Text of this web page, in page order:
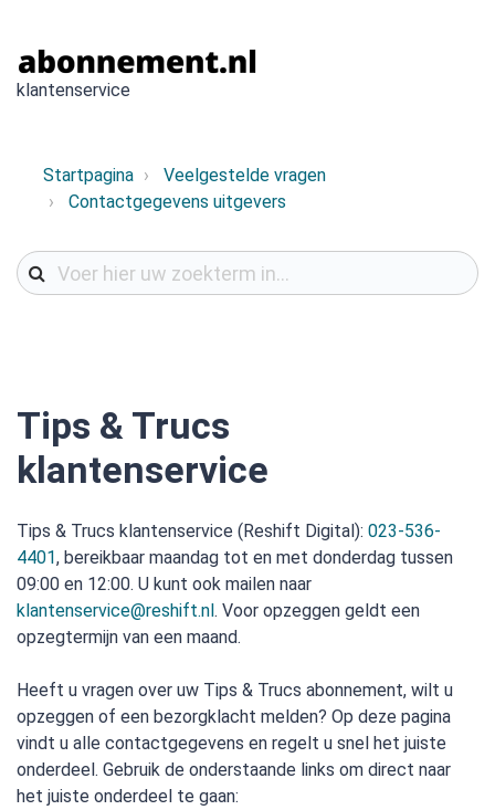
klantenservice
Startpagina
Veelgestelde vragen
Contactgegevens uitgevers
Tips & Trucs
klantenservice
Tips & Trucs klantenservice (Reshift Digital): 023-536-
4401, bereikbaar maandag tot en met donderdag tussen
09:00 en 12:00. U kunt ook mailen naar
klantenservice@reshift.nl. Voor opzeggen geldt een
opzegtermijn van een maand.
Heeft u vragen over uw Tips & Trucs abonnement, wilt u
opzeggen of een bezorgklacht melden? Op deze pagina
vindt u alle contactgegevens en regelt u snel het juiste
onderdeel. Gebruik de onderstaande links om direct naar
het juiste onderdeel te gaan: